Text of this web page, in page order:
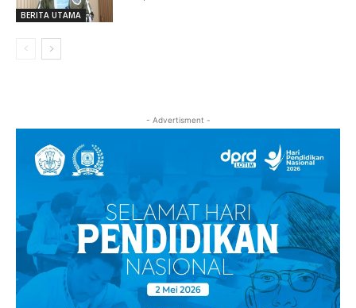
BERITA UTAMA
- Advertisment -